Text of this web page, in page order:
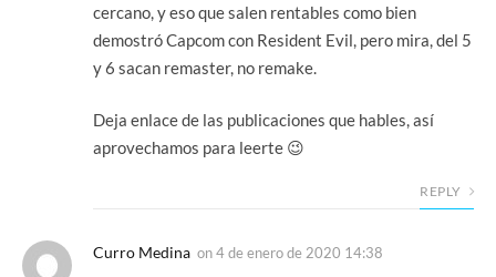
cercano, y eso que salen rentables como bien
demostró Capcom con Resident Evil, pero mira, del 5
y 6 sacan remaster, no remake.
Deja enlace de las publicaciones que hables, así
aprovechamos para leerte 😉
REPLY
Curro Medina on4 de enero de 2020 14:38